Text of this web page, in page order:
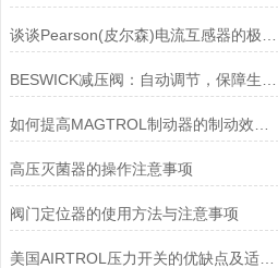
高压灭菌器的操作注意事项
阀门定位器的使用方法与注意事项
美国AIRTROL压力开关的优缺点及适用范围讲解